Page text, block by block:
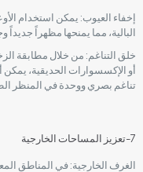
إخفاء العيوب: يمكن استخدام
البالية، مما يمنحها مظهراً جديداً
خلق التناغم: من خلال مطابقة
أو الإكسسوارات الحديقية،
تناغم بصري ووحدة في المنظر
7-تعزيز المساحات الخارجية
الغرف الخارجية: في المناطق